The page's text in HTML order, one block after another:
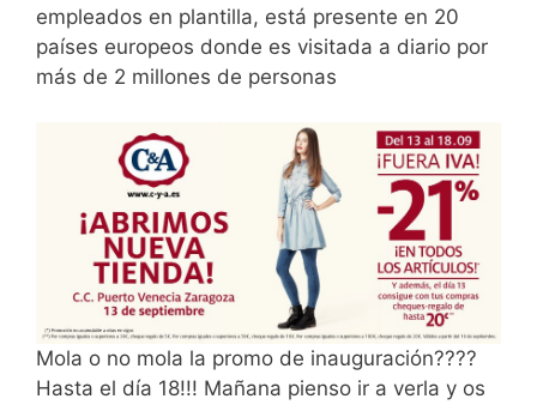
empleados en plantilla, está presente en 20
países europeos donde es visitada a diario por
más de 2 millones de personas
Mola o no mola la promo de inauguración????
Hasta el día 18!!! Mañana pienso ir a verla y os